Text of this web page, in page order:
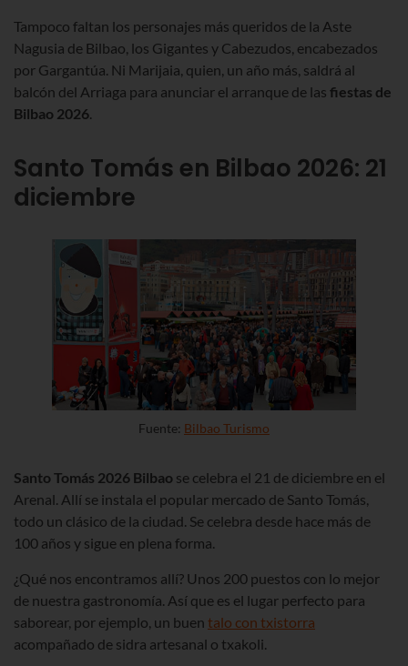
Tampoco faltan los personajes más queridos de la Aste
Nagusia de Bilbao, los Gigantes y Cabezudos, encabezados
por Gargantúa. Ni Marijaia, quien, un año más, saldrá al
balcón del Arriaga para anunciar el arranque de las fiestas de
Bilbao 2026.
Santo Tomás en Bilbao 2026: 21
diciembre
Fuente: Bilbao Turismo
Santo Tomás 2026 Bilbao se celebra el 21 de diciembre en el
Arenal. Allí se instala el popular mercado de Santo Tomás,
todo un clásico de la ciudad. Se celebra desde hace más de
100 años y sigue en plena forma.
¿Qué nos encontramos allí? Unos 200 puestos con lo mejor
de nuestra gastronomía. Así que es el lugar perfecto para
saborear, por ejemplo, un buen talo con txistorra
acompañado de sidra artesanal o txakoli.